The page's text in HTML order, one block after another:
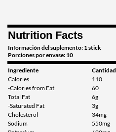
Nutrition Facts
Información del suplemento: 1 stick
Porciones por envase: 10
Ingrediente Cantidad
Calories
110
-Calories from Fat
60
Total Fat
6g
-Saturated Fat
3g
Cholesterol
34mg
Sodium
550mg